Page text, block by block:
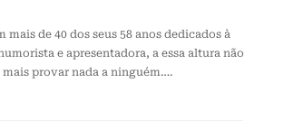
mais de 40 dos seus 58 anos dedicados à
e apresentadora, a essa altura não
mais provar nada a ninguém….